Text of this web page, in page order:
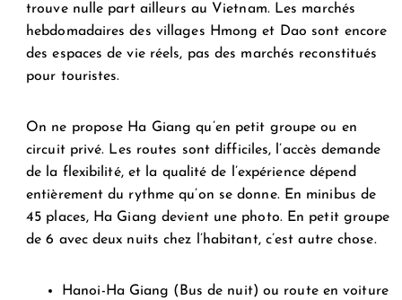
trouve nulle part ailleurs au Vietnam. Les marchés
hebdomadaires des villages Hmong et Dao sont encore
des espaces de vie réels, pas des marchés reconstitués
pour touristes.
On ne propose Ha Giang qu’en petit groupe ou en
circuit privé. Les routes sont difficiles, l’accès demande
de la flexibilité, et la qualité de l’expérience dépend
entièrement du rythme qu’on se donne. En minibus de
45 places, Ha Giang devient une photo. En petit groupe
de 6 avec deux nuits chez l’habitant, c’est autre chose.
Hanoi-Ha Giang (Bus de nuit) ou route en voiture